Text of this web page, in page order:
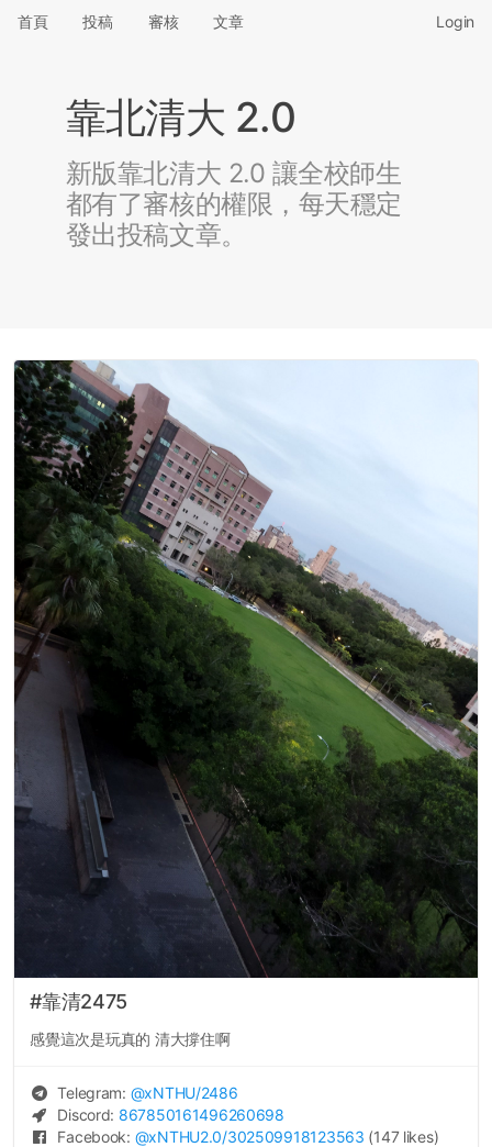
首頁 投稿 審核 文章 Login
靠北清大 2.0
新版靠北清大 2.0 讓全校師生
都有了審核的權限，每天穩定
發出投稿文章。
#靠清2475
感覺這次是玩真的 清大撐住啊
Telegram: @xNTHU/2486
Discord: 867850161496260698
Facebook: @xNTHU2.0/302509918123563 (147 likes)